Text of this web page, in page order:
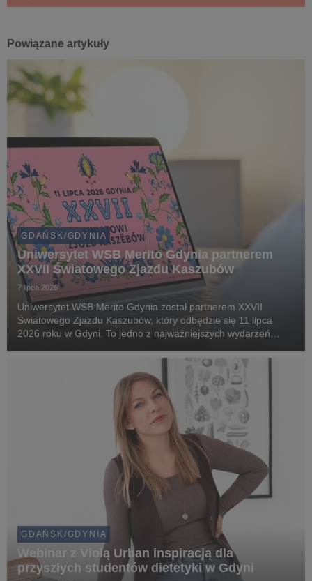
Powiązane artykuły
GDAŃSK/GDYNIA
Uniwersytet WSB Merito Gdynia partnerem
XXVII Światowego Zjazdu Kaszubów
7 lipca 2026
Uniwersytet WSB Merito Gdynia został partnerem XXVII
Światowego Zjazdu Kaszubów, który odbędzie się 11 lipca
2026 roku w Gdyni. To jedno z najważniejszych wydarzeń
mieszkańców regionu oraz gości z kraju i zagranicy wokół ...
GDAŃSK/GDYNIA
Webinar z Violą Urban inspiracją dla
przyszłych studentów dietetyki w Gdyni